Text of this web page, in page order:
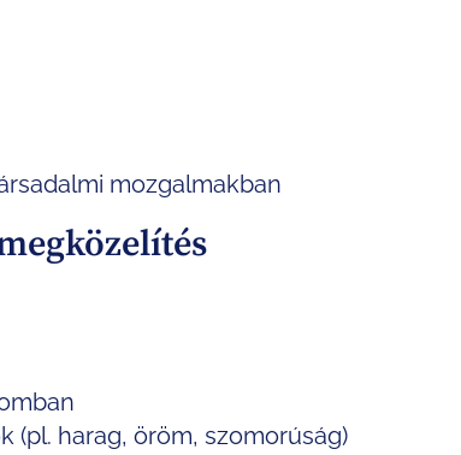
mozgalmakban
(pl. harag, öröm, szomorúság)